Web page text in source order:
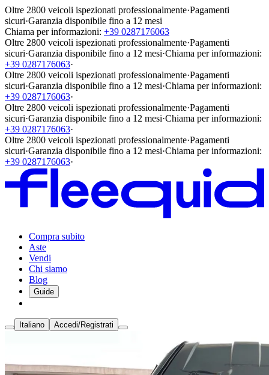
Oltre 2800 veicoli ispezionati professionalmente·Pagamenti
sicuri·Garanzia disponibile fino a 12 mesi
Chiama per informazioni: +39 0287176063
Oltre 2800 veicoli ispezionati professionalmente·Pagamenti
sicuri·Garanzia disponibile fino a 12 mesi·Chiama per informazioni:
+39 0287176063·
Oltre 2800 veicoli ispezionati professionalmente·Pagamenti
sicuri·Garanzia disponibile fino a 12 mesi·Chiama per informazioni:
+39 0287176063·
Oltre 2800 veicoli ispezionati professionalmente·Pagamenti
sicuri·Garanzia disponibile fino a 12 mesi·Chiama per informazioni:
+39 0287176063·
Oltre 2800 veicoli ispezionati professionalmente·Pagamenti
sicuri·Garanzia disponibile fino a 12 mesi·Chiama per informazioni:
+39 0287176063·
Compra subito
Aste
Vendi
Chi siamo
Blog
Guide
Italiano Accedi/Registrati